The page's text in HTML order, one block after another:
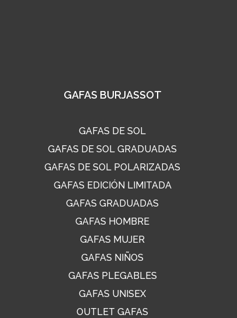
GAFAS BURJASSOT
GAFAS DE SOL
GAFAS DE SOL GRADUADAS
GAFAS DE SOL POLARIZADAS
GAFAS EDICIÓN LIMITADA
GAFAS GRADUADAS
GAFAS HOMBRE
GAFAS MUJER
GAFAS NIÑOS
GAFAS PLEGABLES
GAFAS UNISEX
OUTLET GAFAS